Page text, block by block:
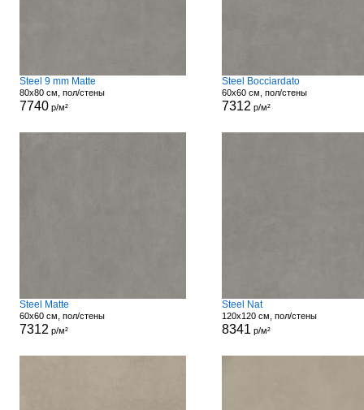
Steel 9 mm Matte
80x80 см, пол/стены
7740р/м²
Steel Bocciardato
60x60 см, пол/стены
7312 р/м²
Steel Matte
60x60 см, пол/стены
7312 р/м²
Steel Nat
120x120 см, пол/стены
8341 р/м²